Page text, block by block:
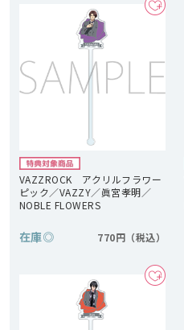
VAZZROCK アクリルフラワー
ピック／VAZZY／眞宮孝明／
NOBLE FLOWERS
在庫◎ 770円